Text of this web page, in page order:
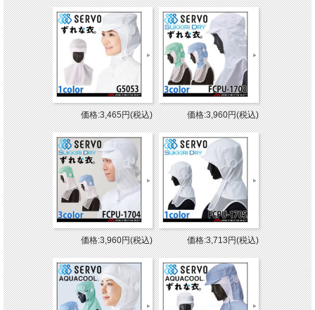
価格:3,465円(税込) 価格:3,960円(税込)
価格:3,960円(税込) 価格:3,713円(税込)